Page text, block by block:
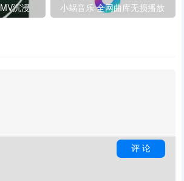
沉浸
小蜗音乐 全网曲库无损播放
APP